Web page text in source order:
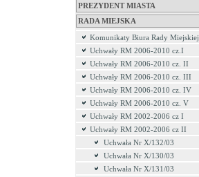
PREZYDENT MIASTA
RADA MIEJSKA
Komunikaty Biura Rady Miejskiej
Uchwały RM 2006-2010 cz.I
Uchwały RM 2006-2010 cz. II
Uchwały RM 2006-2010 cz. III
Uchwały RM 2006-2010 cz. IV
Uchwały RM 2006-2010 cz. V
Uchwały RM 2002-2006 cz I
Uchwały RM 2002-2006 cz II
Uchwała Nr X/132/03
Uchwała Nr X/130/03
Uchwała Nr X/131/03